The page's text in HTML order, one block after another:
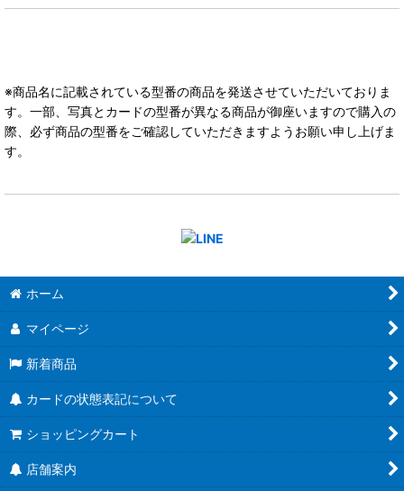
※商品名に記載されている型番の商品を発送させていただいておりま
す。一部、写真とカードの型番が異なる商品が御座いますので購入の
際、必ず商品の型番をご確認していただきますようお願い申し上げま
す。
ホーム
マイページ
新着商品
カードの状態表記について
ショッピングカート
店舗案内